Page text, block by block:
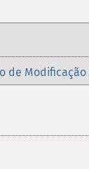
de Modificação